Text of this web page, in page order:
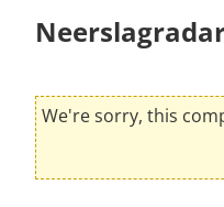
We're sorry, this